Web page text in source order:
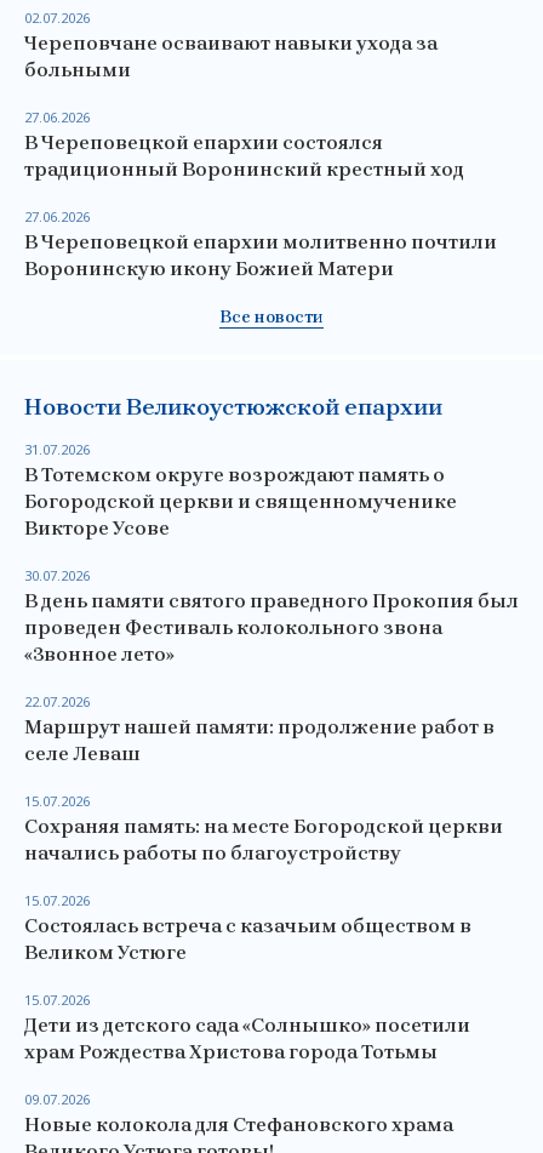
Череповчане осваивают навыки ухода за
больными
02.07.2026
В Череповецкой епархии состоялся
традиционный Воронинский крестный ход
27.06.2026
В Череповецкой епархии молитвенно почтили
Воронинскую икону Божией Матери
27.06.2026
Все новости
Новости Великоустюжской епархии
В Тотемском округе возрождают память о
Богородской церкви и священномученике
Викторе Усове
31.07.2026
В день памяти святого праведного Прокопия был
проведен Фестиваль колокольного звона
«Звонное лето»
30.07.2026
Маршрут нашей памяти: продолжение работ в
селе Леваш
22.07.2026
Сохраняя память: на месте Богородской церкви
начались работы по благоустройству
15.07.2026
Состоялась встреча с казачьим обществом в
Великом Устюге
15.07.2026
Дети из детского сада «Солнышко» посетили
храм Рождества Христова города Тотьмы
15.07.2026
Новые колокола для Стефановского храма
09.07.2026